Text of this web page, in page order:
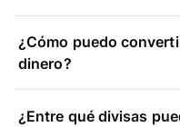
¿Cómo puedo
dinero?
¿Entre qué divisas